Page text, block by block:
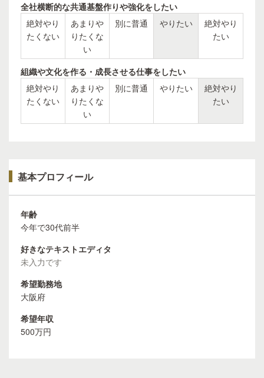
全社横断的な共通基盤作りや強化をしたい
絶対やり
たくない
あまりや
りたくな
い
別に普通 やりたい
絶対やり
たい
組織や文化を作る・成長させる仕事をしたい
絶対やり
たくない
あまりや
りたくな
い
別に普通 やりたい
絶対やり
たい
基本プロフィール
年齢
今年で30代前半
好きなテキストエディタ
未入力です
希望勤務地
大阪府
希望年収
500万円